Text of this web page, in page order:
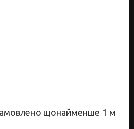
замовлено щонайменше 1 м